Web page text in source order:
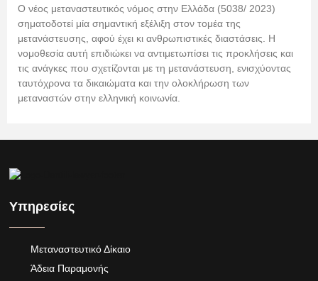
Ο νέος μεταναστευτικός νόμος στην Ελλάδα (5038/ 2023)
σηματοδοτεί μία σημαντική εξέλιξη στον τομέα της
μετανάστευσης, αφού έχει κι ανθρωπιστικές διαστάσεις. Η
νομοθεσία αυτή επιδιώκει να αντιμετωπίσει τις προκλήσεις και
τις ανάγκες που σχετίζονται με τη μετανάστευση, ενισχύοντας
ταυτόχρονα τα δικαιώματα και την ολοκλήρωση των
μεταναστών στην ελληνική κοινωνία.
Υπηρεσίες
Μεταναστευτικό Δίκαιο
Άδεια Παραμονής